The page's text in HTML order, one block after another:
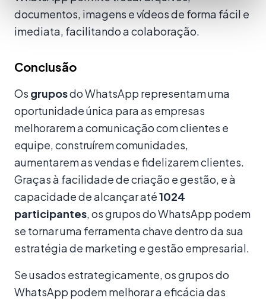
documentos, imagens e vídeos de forma fácil e
imediata, facilitando a colaboração.
Conclusão
Os gruposdo WhatsApp representam uma
oportunidade única para as empresas
melhorarem a comunicação com clientes e
equipe, construírem comunidades,
aumentarem as vendas e fidelizarem clientes.
Graças à facilidade de criação e gestão, e à
capacidade de alcançar até1024
participantes, os grupos do WhatsApp podem
se tornar uma ferramenta chave dentro da sua
estratégia de marketing e gestão empresarial.
Se usados estrategicamente, os grupos do
WhatsApp podem melhorar a eficácia das